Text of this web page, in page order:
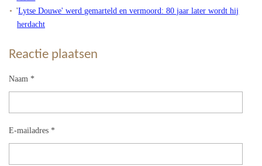
'Lytse Douwe' werd gemarteld en vermoord: 80 jaar later wordt hij
herdacht
Reactie plaatsen
Naam *
E-mailadres *